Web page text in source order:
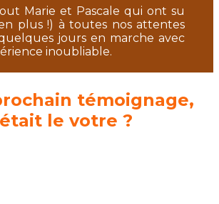
Marie et Pascale qui ont su
plus !) à toutes nos attentes
jours en marche avec
inoubliable.
témoignage,
le votre ?